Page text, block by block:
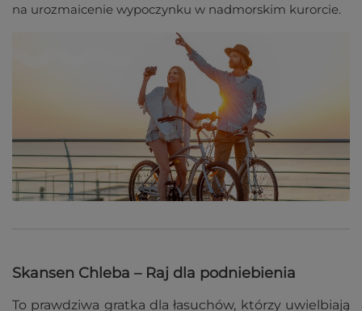
na urozmaicenie wypoczynku w nadmorskim kurorcie.
Skansen Chleba – Raj dla podniebienia
To prawdziwa gratka dla łasuchów, którzy uwielbiają